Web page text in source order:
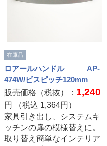
在庫品
ロアールハンドル AP-
474W/ビスピッチ120mm
販売価格（税抜）： 1,240
円 （税込 1,364円）
家具引き出し、システムキ
ッチンの扉の模様替えに。
取り替え簡単なインテリア